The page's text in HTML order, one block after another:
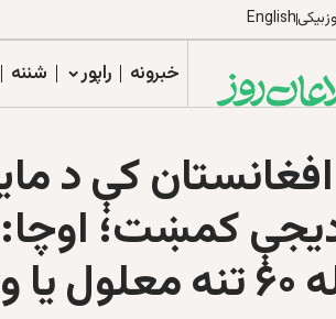
English
خبرونه راپور شننه
کې د
کمښت؛ اوچا:
کېږي